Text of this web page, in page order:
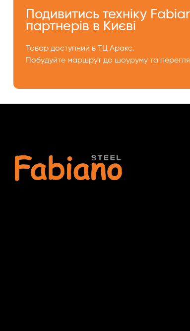
Подивитись техніку
партнерів в Києві
Товар доступний в ТЦ Аракс.
Побудуйте маршрут до шоуруму та